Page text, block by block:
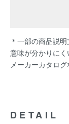
＊一部の商品説
意味が分かりにく
メーカーカタロ
DETAIL